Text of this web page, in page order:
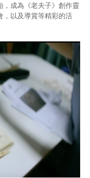
，成為《老夫子》創作靈
，以及導賞等精彩的活